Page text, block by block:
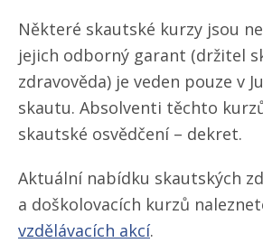
Některé skautské kurzy jsou
jejich odborný garant (držitel
zdravověda) je veden pouze v
skautu. Absolventi těchto
skautské osvědčení – dekret.
Aktuální nabídku skautských
a doškolovacích kurzů
vzdělávacích akcí.